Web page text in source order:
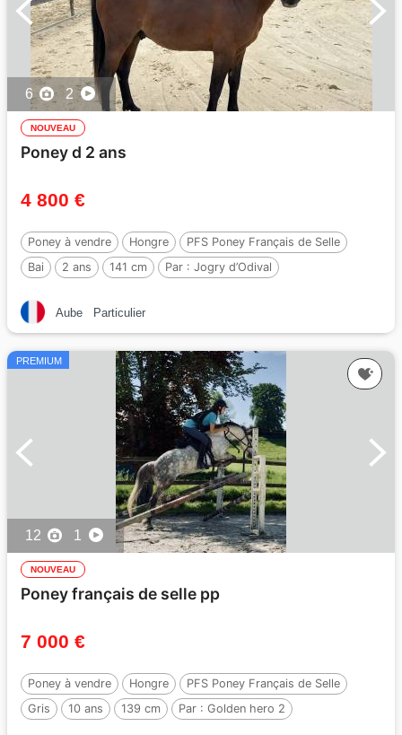
6 2
NOUVEAU
Poney d 2 ans
4 800 €
Poney à vendre Hongre
PFS Poney Français de Selle
Bai
2 ans 141 cm Par : Jogry d’Odival
Aube Particulier
PREMIUM
12 1
NOUVEAU
Poney français de selle pp
7 000 €
Poney à vendre Hongre
PFS Poney Français de Selle
Gris
10 ans 139 cm Par : Golden hero 2